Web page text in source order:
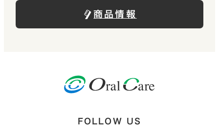
商品情報
FOLLOW US